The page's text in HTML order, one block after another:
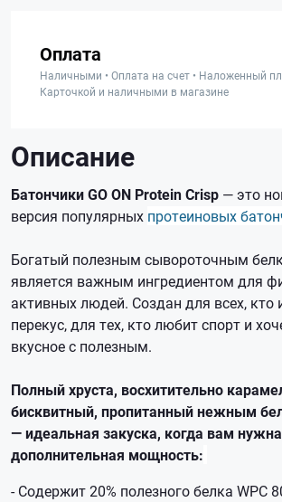
Оплата
Наличными • Оплата на счет • Наложенный
Карточкой и наличными в магазине
Описание
Батончики GO ON Protein Crisp — это
версия популярных протеиновых
Богатый полезным сывороточным
является важным ингредиентом для
активных людей. Создан для всех,
перекус, для тех, кто любит спорт и
вкусное с полезным.
Полный хруста, восхитительно
бисквитный, пропитанный нежным
— идеальная закуска, когда вам нужна
дополнительная мощность:
- Содержит 20% полезного белка WPC